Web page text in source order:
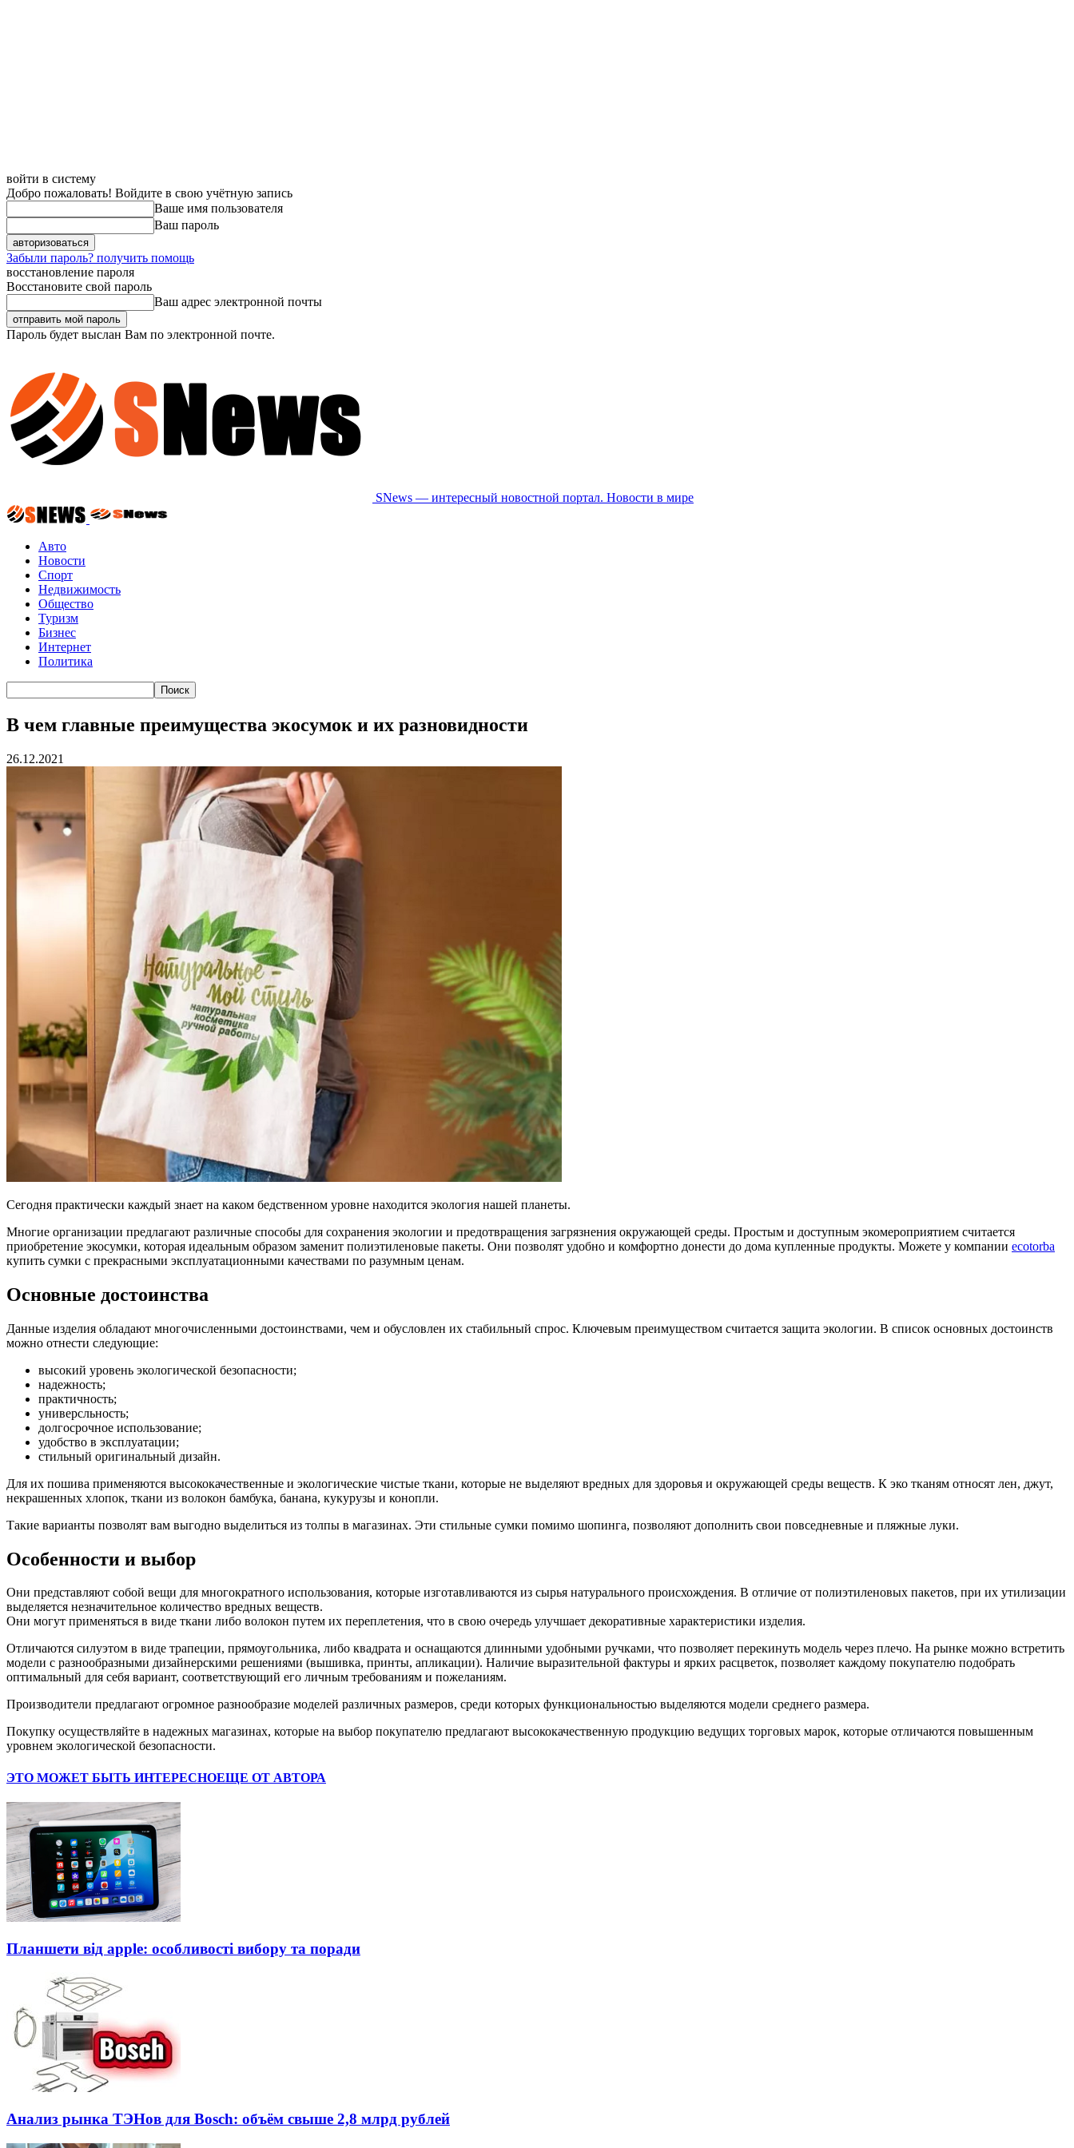
войти в систему
Добро пожаловать! Войдите в свою учётную запись
Ваше имя пользователя
Ваш пароль
Забыли пароль? получить помощь
восстановление пароля
Восстановите свой пароль
Ваш адрес электронной почты
Пароль будет выслан Вам по электронной почте.
SNews — интересный новостной портал. Новости в мире
Авто
Новости
Спорт
Недвижимость
Общество
Туризм
Бизнес
Интернет
Политика
В чем главные преимущества экосумок и их разновидности
26.12.2021
Сегодня практически каждый знает на каком бедственном уровне находится экология нашей планеты.
Многие организации предлагают различные способы для сохранения экологии и предотвращения загрязнения окружающей среды. Простым и доступным экомероприятием считается
приобретение экосумки, которая идеальным образом заменит полиэтиленовые пакеты. Они позволят удобно и комфортно донести до дома купленные продукты. Можете у компании ecotorba
купить сумки с прекрасными эксплуатационными качествами по разумным ценам.
Основные достоинства
Данные изделия обладают многочисленными достоинствами, чем и обусловлен их стабильный спрос. Ключевым преимуществом считается защита экологии. В список основных достоинств
можно отнести следующие:
высокий уровень экологической безопасности;
надежность;
практичность;
универсльность;
долгосрочное использование;
удобство в эксплуатации;
стильный оригинальный дизайн.
Для их пошива применяются высококачественные и экологические чистые ткани, которые не выделяют вредных для здоровья и окружающей среды веществ. К эко тканям относят лен, джут,
некрашенных хлопок, ткани из волокон бамбука, банана, кукурузы и конопли.
Такие варианты позволят вам выгодно выделиться из толпы в магазинах. Эти стильные сумки помимо шопинга, позволяют дополнить свои повседневные и пляжные луки.
Особенности и выбор
Они представляют собой вещи для многократного использования, которые изготавливаются из сырья натурального происхождения. В отличие от полиэтиленовых пакетов, при их утилизации
выделяется незначительное количество вредных веществ.
Они могут применяться в виде ткани либо волокон путем их переплетения, что в свою очередь улучшает декоративные характеристики изделия.
Отличаются силуэтом в виде трапеции, прямоугольника, либо квадрата и оснащаются длинными удобными ручками, что позволяет перекинуть модель через плечо. На рынке можно встретить
модели с разнообразными дизайнерскими решениями (вышивка, принты, апликации). Наличие выразительной фактуры и ярких расцветок, позволяет каждому покупателю подобрать
оптимальный для себя вариант, соответствующий его личным требованиям и пожеланиям.
Производители предлагают огромное разнообразие моделей различных размеров, среди которых функциональностью выделяются модели среднего размера.
Покупку осуществляйте в надежных магазинах, которые на выбор покупателю предлагают высококачественную продукцию ведущих торговых марок, которые отличаются повышенным
уровнем экологической безопасности.
ЭТО МОЖЕТ БЫТЬ ИНТЕРЕСНОЕЩЕ ОТ АВТОРА
Планшети від apple: особливості вибору та поради
Анализ рынка ТЭНов для Bosch: объём свыше 2,8 млрд рублей